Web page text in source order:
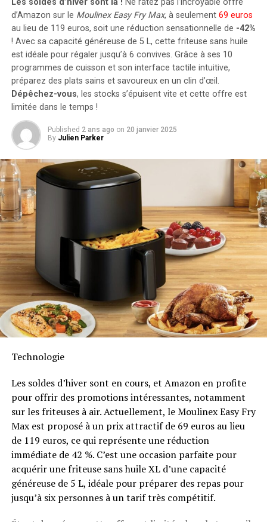
Bien que l’ensemble de données ne s’étende que
jusqu’en juin 2023, nous observons une montée en
puissance des articles sur l’IA, le traitement du langage
naturel et des sujets connexes. Malheureusement, les
licenciements ont également commencé à devenir un
sujet tendance à partir de la mi-2022. L’essor des
articles sur l’IA explique probablement la croissance du
sujet Technologie.
Sujets en déclin
Entre 2020 et 2022, une tendance macro-économique
majeure était tout ce qui concernait la pandémie de
COVID, qui, heureusement, n’est plus un problème
pressant. De manière fascinante, août 2021 a été un
mois tumultueux, notamment avec la proposition
d’Apple concernant lescannage CSAM, qui a provoqué
une tempête de réactions sur les sujets liés à lavie
privéeet àApple
jusqu’à cinq batteries supplémentaires de 1,6
kilowattheure chacune, augmentant la capacité totale à
9,6 kilowattheures.
Intégration dans un Écosystème
Intelligent
Le Solarbank 2 AC s’intègre parfaitement dans un
écosystème énergétique intelligent grâce à sa
compatibilité avec le compteur Anker SOLIX Smart et
les prises intelligentes proposées par Anker. cette
fonctionnalité permet une gestion optimisée de la
consommation électrique tout en réduisant les pertes
énergétiques inutiles. De plus, Anker SOLIX prévoit
d’étendre cette compatibilité aux dispositifs Shelly.
Durabilité et Résistance aux
Intempéries
Anker SOLIX met également l’accent sur la longévité du
Solarbank 2 AC. Conçu pour supporter au moins6000
cycles de charge, cet appareil a une durée de vie
garantie fabricant décennale et possède une
intempéries tout en étant capable de fonctionner dans
des températures variant entre -20 °C et +55 °C.
Disponibilité et Offres
Promotionnelles
Le solarbank 2 AC est disponible sur le site officiel
d’Anker SOLIX ainsi que sur Amazon au prix standard de
Les soldes d’hiver sont là ! Ne ratez pas l’incroyable offre
d’Amazon sur le Moulinex Easy Fry Max, à seulement 69 euros
au lieu de 119 euros, soit une réduction sensationnelle de -42%
! Avec sa capacité généreuse de 5 L, cette friteuse sans huile
est idéale pour régaler jusqu’à 6 convives. Grâce à ses 10
programmes de cuisson et son interface tactile intuitive,
préparez des plats sains et savoureux en un clin d’œil.
Dépêchez-vous, les stocks s’épuisent vite et cette offre est
limitée dans le temps !
Published 2 ans ago on 20 janvier 2025
By Julien Parker
Technologie
Les soldes d’hiver sont en cours, et Amazon en profite
pour offrir des promotions intéressantes, notamment
sur les friteuses à air. Actuellement, le Moulinex Easy Fry
Max est proposé à un prix attractif de 69 euros au lieu
de 119 euros, ce qui représente une réduction
immédiate de 42 %. C’est une occasion parfaite pour
acquérir une friteuse sans huile XL d’une capacité
généreuse de 5 L, idéale pour préparer des repas pour
jusqu’à six personnes à un tarif très compétitif.